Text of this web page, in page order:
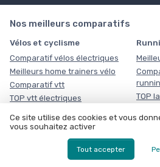
Nos meilleurs comparatifs
Vélos et cyclisme
Comparatif vélos électriques
Meilleurs home trainers vélo
Comparatif vtt
TOP vtt électriques
TOP
Ski et sports d'hiver
Meilleurs casques de ski
Comparatif vestes de ski gore-
Ce site utilise des cookies et vous
vous souhaitez activer
Tout accepter